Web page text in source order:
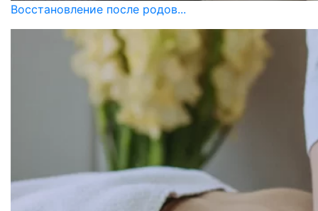
Восстановление после родов...